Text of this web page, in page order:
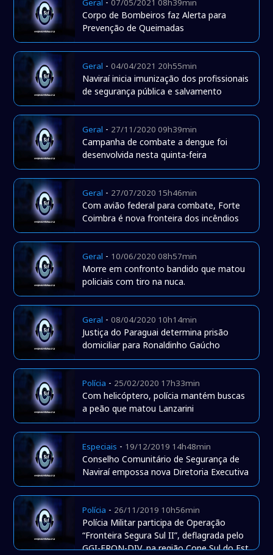
Geral -07/05/2021 08h39min
Corpo de Bombeiros faz Alerta para
Prevenção de Queimadas
Geral -04/04/2021 20h55min
Naviraí inicia imunização dos profissionais
de segurança pública e salvamento
Geral - 27/11/2020 09h39min
Campanha de combate a dengue foi
desenvolvida nesta quinta-feira
Geral - 27/07/2020 15h46min
Com avião federal para combate, Forte
Coimbra é nova fronteira dos incêndios
Geral - 10/06/2020 08h57min
Morre em confronto bandido que matou
policiais com tiro na nuca.
Geral -08/04/2020 10h14min
Justiça do Paraguai determina prisão
domiciliar para Ronaldinho Gaúcho
Polícia - 25/02/2020 17h33min
Com helicóptero, polícia mantém buscas
a peão que matou Lanzarini
Especiais - 19/12/2019 14h48min
Conselho Comunitário de Segurança de
Naviraí empossa nova Diretoria Executiva
Polícia - 26/11/2019 10h56min
Polícia Militar participa de Operação
“Fronteira Segura Sul II”, deflagrada pelo
GGI-FRON-DIV, na região Cone Sul do Est